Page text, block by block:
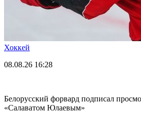
Хоккей
08.08.26 16:28
Белорусский форвард подписал
«Салаватом Юлаевым»